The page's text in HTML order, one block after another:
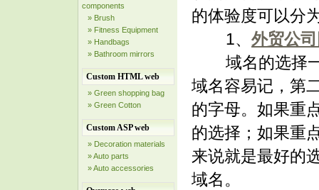
components
» Brush
» Fitness Equipment
» Handbags
» Bathroom mirrors
Custom HTML web
» Green shopping bag
» Green Cotton
Custom ASP web
» Decoration materials
» Auto parts
» Auto accessories
的体验度可以分
1、 外贸公
域名的选择一
域名容易记，第
的字母。如果重
的选择；如果重
来说就是最好的
域名。